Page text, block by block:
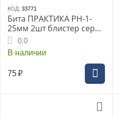
КОД: 33771
Бита ПРАКТИКА РН-1-
25мм 2шт блистер серия
Профи
0.0
В наличии
75 ₽